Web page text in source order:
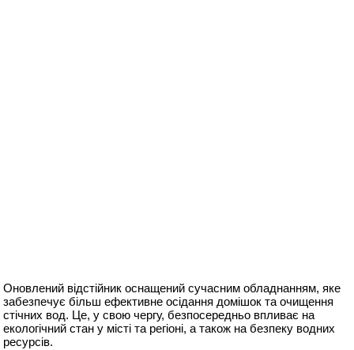
Оновлений відстійник оснащений сучасним обладнанням, яке
забезпечує більш ефективне осідання домішок та очищення
стічних вод. Це, у свою чергу, безпосередньо впливає на
екологічний стан у місті та регіоні, а також на безпеку водних
ресурсів.